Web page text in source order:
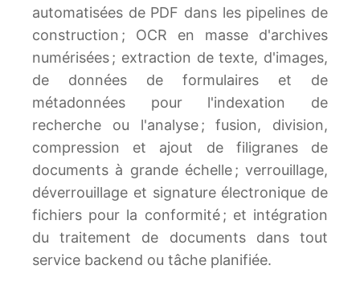
automatisées de PDF dans les pipelines de
construction ; OCR en masse d'archives
numérisées ; extraction de texte, d'images,
de données de formulaires et de
métadonnées pour l'indexation de
recherche ou l'analyse ; fusion, division,
compression et ajout de filigranes de
documents à grande échelle ; verrouillage,
déverrouillage et signature électronique de
fichiers pour la conformité ; et intégration
du traitement de documents dans tout
service backend ou tâche planifiée.